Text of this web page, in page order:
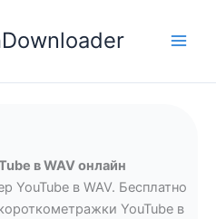
в WAV онлайн
YouTube в WAV. Бесплатно
YouTube в